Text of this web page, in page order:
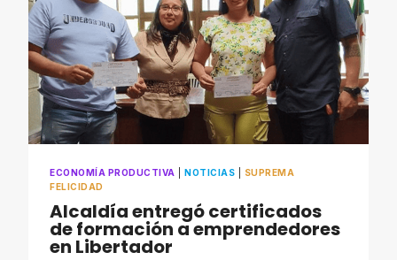
DEL
MERCADO
PERIFÉRICO
ECONOMÍA PRODUCTIVA NOTICIAS
SUPREMA
FELICIDAD
Alcaldía entregó certificados
de formación a emprendedores
en Libertador